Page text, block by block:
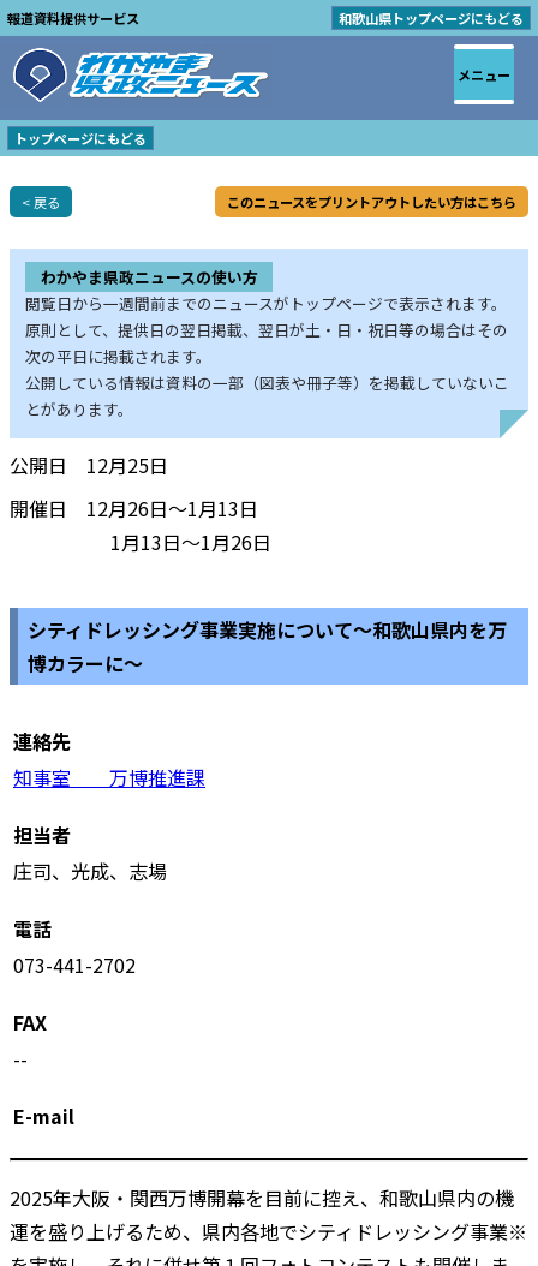
報道資料提供サービス 和歌山県トップページにもどる
トップページにもどる
< 戻る このニュースをプリントアウトしたい方はこちら
わかやま県政ニュースの使い方
閲覧日から一週間前までのニュースがトップページで表示されます。
原則として、提供日の翌日掲載、翌日が土・日・祝日等の場合はその
次の平日に掲載されます。
公開している情報は資料の一部（図表や冊子等）を掲載していないこ
とがあります。
公開日 12月25日
開催日 12月26日～1月13日
1月13日～1月26日
シティドレッシング事業実施について～和歌山県内を万
博カラーに～
連絡先
知事室 万博推進課
担当者
庄司、光成、志場
電話
073-441-2702
FAX
--
E-mail
2025年大阪・関西万博開幕を目前に控え、和歌山県内の機
運を盛り上げるため、県内各地でシティドレッシング事業※
メニュー